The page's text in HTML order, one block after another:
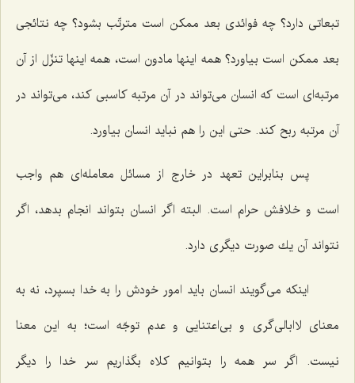
تبعاتی دارد؟ چه فوائدی بعد ممكن است مترتّب بشود؟ چه نتائجی
بعد ممكن است بیاورد؟ همه اینها مادون است، همه اینها تنزّل از آن
مرتبه‌ای است كه انسان می‌تواند در آن مرتبه كاسبی كند، می‌تواند در
آن مرتبه ربح كند. حتی این را هم نباید انسان بیاورد.
پس بنابراین تعهد در خارج از مسائل معامله‌ای هم واجب
است و خلافش حرام است. البته اگر انسان بتواند انجام بدهد، اگر
نتواند آن یك صورت دیگری دارد.
اینكه می‌گویند انسان باید امور خودش را به خدا بسپرد، نه به
معنای لاابالی‌گری و بی‌اعتنایی و عدم توجّه است؛ به این معنا
نیست. اگر سر همه را بتوانیم كلاه بگذاریم سر خدا را دیگر